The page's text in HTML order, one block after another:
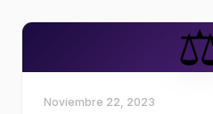
Noviembre 22, 2023